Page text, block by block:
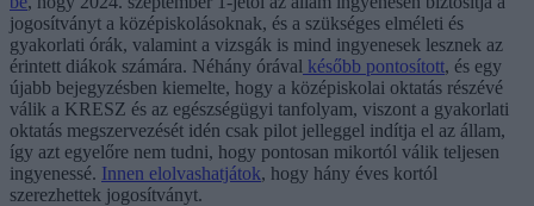
jogosítványt a középiskolásoknak, és a szükséges elméleti és
gyakorlati órák, valamint a vizsgák is mind ingyenesek lesznek az
érintett diákok számára. Néhány órával később pontosított, és egy
újabb bejegyzésben kiemelte, hogy a középiskolai oktatás részévé
válik a KRESZ és az egészségügyi tanfolyam, viszont a gyakorlati
oktatás megszervezését idén csak pilot jelleggel indítja el az állam,
így azt egyelőre nem tudni, hogy pontosan mikortól válik teljesen
ingyenessé. Innen elolvashatjátok, hogy hány éves kortól
szerezhettek jogosítványt.